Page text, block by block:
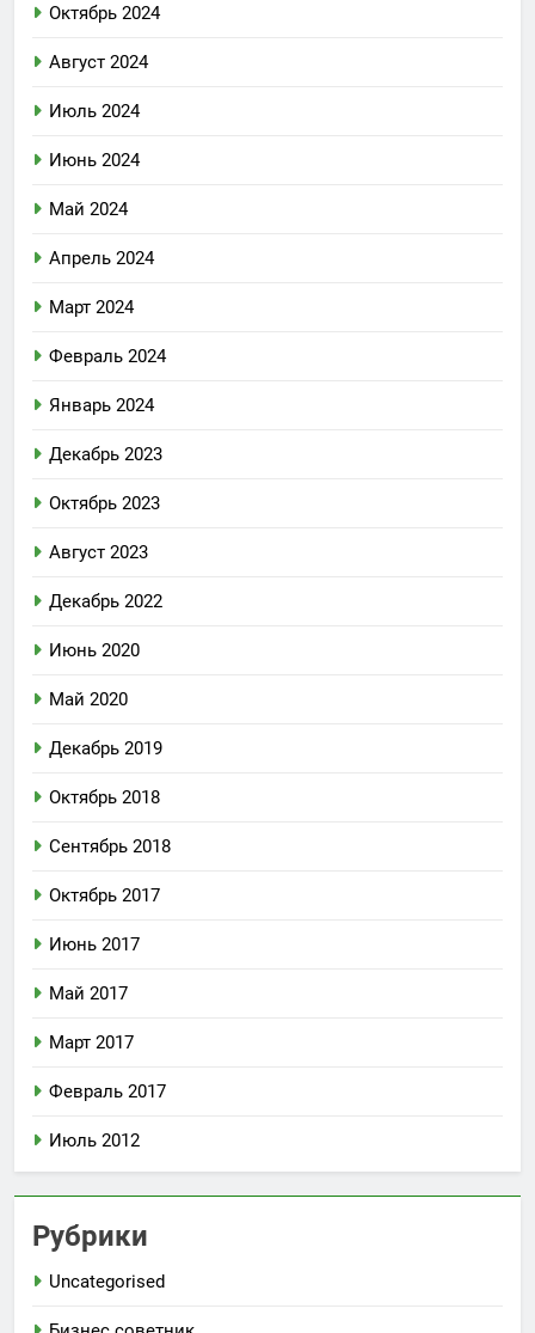
Октябрь 2024
Август 2024
Июль 2024
Июнь 2024
Май 2024
Апрель 2024
Март 2024
Февраль 2024
Январь 2024
Декабрь 2023
Октябрь 2023
Август 2023
Декабрь 2022
Июнь 2020
Май 2020
Декабрь 2019
Октябрь 2018
Сентябрь 2018
Октябрь 2017
Июнь 2017
Май 2017
Март 2017
Февраль 2017
Июль 2012
Рубрики
Uncategorised